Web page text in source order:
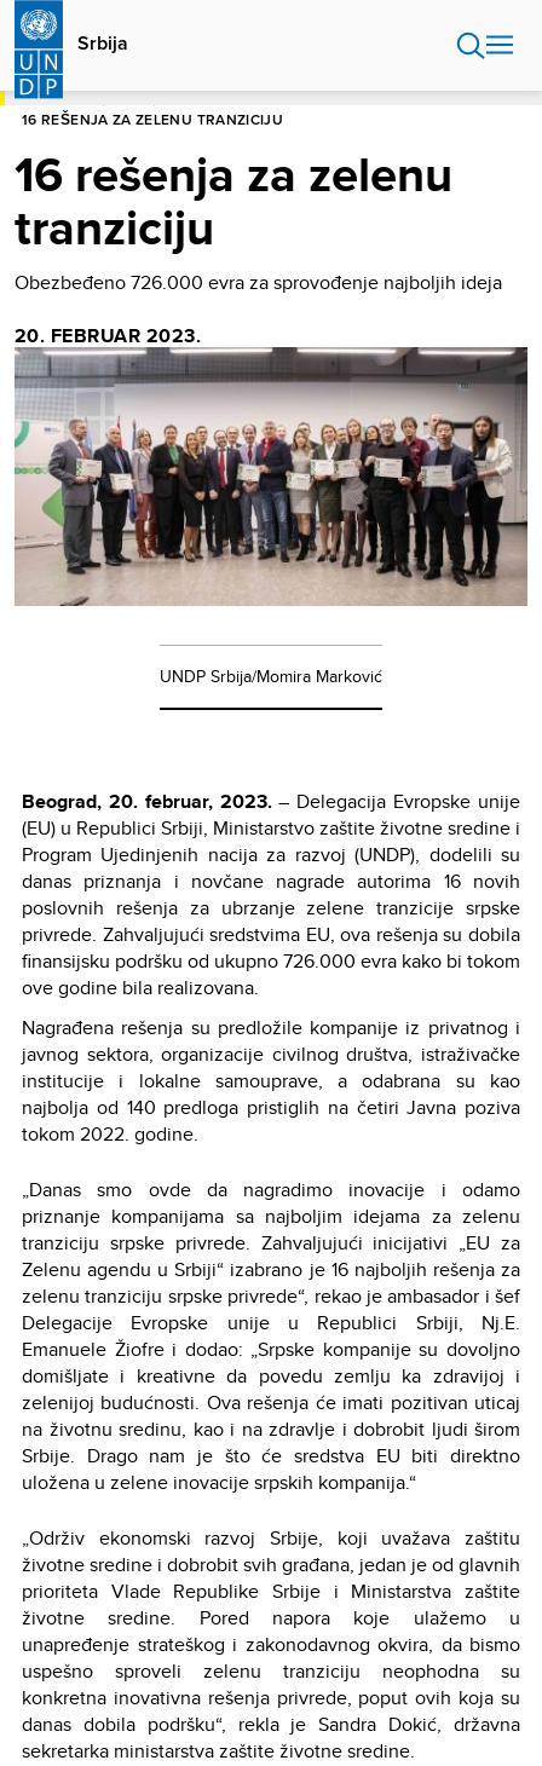
Skip
main
content
Srbija
POČETNA
16 REŠENJA ZA ZELENU TRANZICIJU
16 rešenja za zelenu
tranziciju
Obezbeđeno 726.000 evra za sprovođenje najboljih ideja
20. FEBRUAR 2023.
UNDP Srbija/Momira Marković
Beograd, 20. februar, 2023.– Delegacija Evropske unije
(EU) u Republici Srbiji, Ministarstvo zaštite životne sredine i
Program Ujedinjenih nacija za razvoj (UNDP), dodelili su
danas priznanja i novčane nagrade autorima 16 novih
poslovnih rešenja za ubrzanje zelene tranzicije srpske
privrede. Zahvaljujući sredstvima EU, ova rešenja su dobila
finansijsku podršku od ukupno 726.000 evra kako bi tokom
ove godine bila realizovana.
Nagrađena rešenja su predložile kompanije iz privatnog i
javnog sektora, organizacije civilnog društva, istraživačke
institucije i lokalne samouprave, a odabrana su kao
najbolja od 140 predloga pristiglih na četiri Javna poziva
tokom 2022. godine.
„Danas smo ovde da nagradimo inovacije i odamo
priznanje kompanijama sa najboljim idejama za zelenu
tranziciju srpske privrede. Zahvaljujući inicijativi „EU za
Zelenu agendu u Srbiji“ izabrano je 16 najboljih rešenja za
zelenu tranziciju srpske privrede“, rekao je ambasador i šef
Delegacije Evropske unije u Republici Srbiji, Nj.E.
Emanuele Žiofre i dodao: „Srpske kompanije su dovoljno
domišljate i kreativne da povedu zemlju ka zdravijoj i
zelenijoj budućnosti. Ova rešenja će imati pozitivan uticaj
na životnu sredinu, kao i na zdravlje i dobrobit ljudi širom
Srbije. Drago nam je što će sredstva EU biti direktno
uložena u zelene inovacije srpskih kompanija.“
„Održiv ekonomski razvoj Srbije, koji uvažava zaštitu
životne sredine i dobrobit svih građana, jedan je od glavnih
prioriteta Vlade Republike Srbije i Ministarstva zaštite
životne sredine. Pored napora koje ulažemo u
unapređenje strateškog i zakonodavnog okvira, da bismo
uspešno sproveli zelenu tranziciju neophodna su
konkretna inovativna rešenja privrede, poput ovih koja su
danas dobila podršku“, rekla je Sandra Dokić, državna
sekretarka ministarstva zaštite životne sredine.